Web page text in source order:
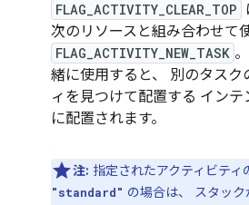
FLAG_ACTIVITY_CLEAR_TOP
次のリソースと組み合わせて
FLAG_ACTIVITY_NEW_TASK
緒に使用すると、 別のタスク
ィを見つけて配置する イン
に配置されます。
注: 指定されたアクティビティ
"standard" の場合は、 スタッ